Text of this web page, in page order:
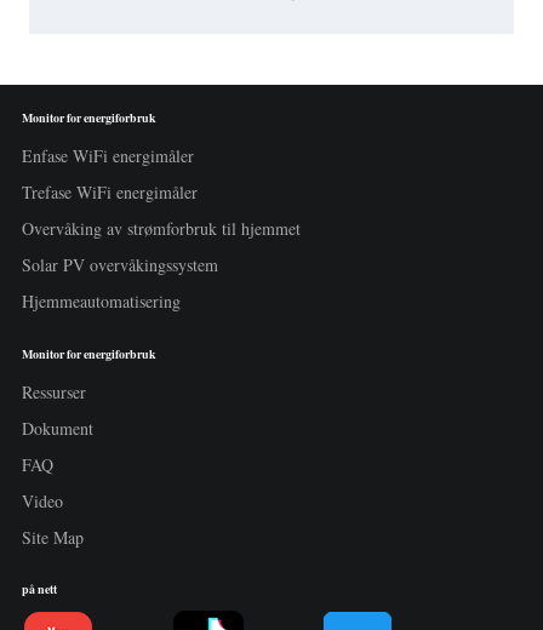
Monitor for energiforbruk
Enfase WiFi energimåler
Trefase WiFi energimåler
Overvåking av strømforbruk til hjemmet
Solar PV overvåkingssystem
Hjemmeautomatisering
Monitor for energiforbruk
Ressurser
Dokument
FAQ
Video
Site Map
på nett